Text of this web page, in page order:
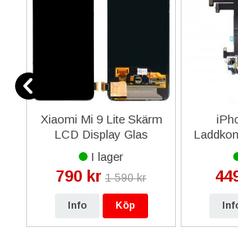
Xiaomi Mi 9 Lite Skärm
LCD Display Glas
original - Svart
I lager
790 kr 1 590 kr
Info Köp